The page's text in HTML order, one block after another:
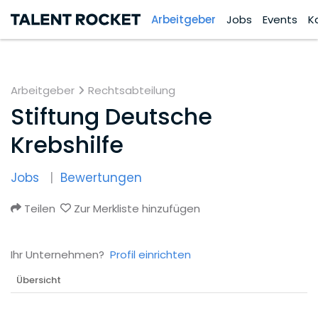
Arbeitgeber Jobs Events
Arbeitgeber Rechtsabteilung
Stiftung Deutsche
Krebshilfe
Jobs Bewertungen
Teilen Zur Merkliste hinzufügen
Ihr Unternehmen? Profil einrichten
Übersicht